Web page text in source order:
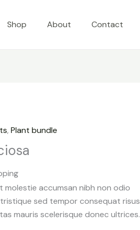
Shop About Contact
,Plant bundle
molestie accumsan nibh non odio
sed tempor consequat risus
mauris scelerisque donec ultrices.